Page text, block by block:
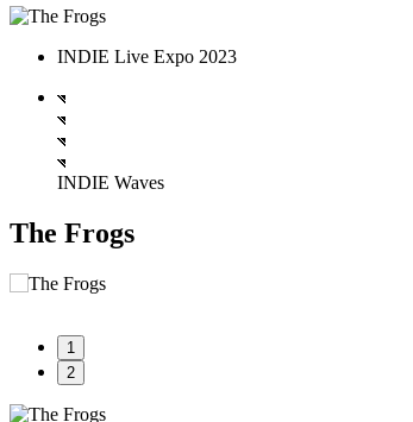
INDIE Live Expo 2023
INDIE Waves
The Frogs
1
2